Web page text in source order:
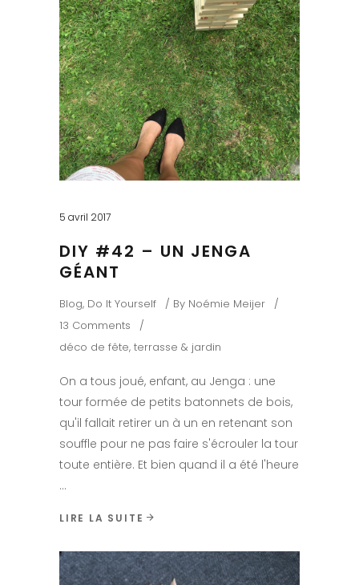
5 avril 2017
DIY #42 – UN JENGA
GÉANT
Blog, Do It Yourself By Noémie Meijer
13 Comments
déco de fête, terrasse & jardin
On a tous joué, enfant, au Jenga : une
tour formée de petits batonnets de bois,
qu'il fallait retirer un à un en retenant son
souffle pour ne pas faire s'écrouler la tour
toute entière. Et bien quand il a été l'heure
LIRE LA SUITE